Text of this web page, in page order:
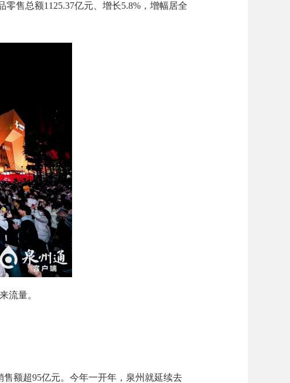
售总额1125.37亿元、增长5.8%，增幅居全
流量。
额超95亿元。今年一开年，泉州就延续去